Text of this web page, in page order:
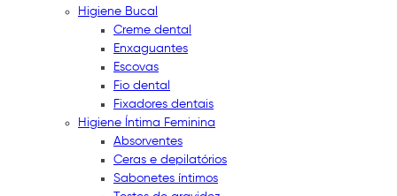
Higiene Bucal
Creme dental
Enxaguantes
Escovas
Fio dental
Fixadores dentais
Higiene Íntima Feminina
Absorventes
Ceras e depilatórios
Sabonetes íntimos